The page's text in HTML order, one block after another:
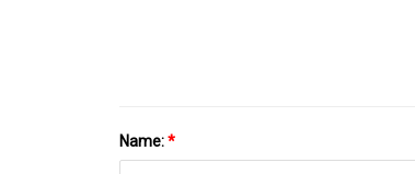
Name:*